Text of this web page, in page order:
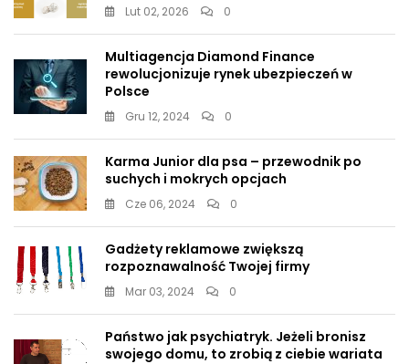
Lut 02, 2026 0
Multiagencja Diamond Finance
rewolucjonizuje rynek ubezpieczeń w
Polsce
Gru 12, 2024 0
Karma Junior dla psa – przewodnik po
suchych i mokrych opcjach
Cze 06, 2024 0
Gadżety reklamowe zwiększą
rozpoznawalność Twojej firmy
Mar 03, 2024 0
Państwo jak psychiatryk. Jeżeli bronisz
swojego domu, to zrobią z ciebie wariata